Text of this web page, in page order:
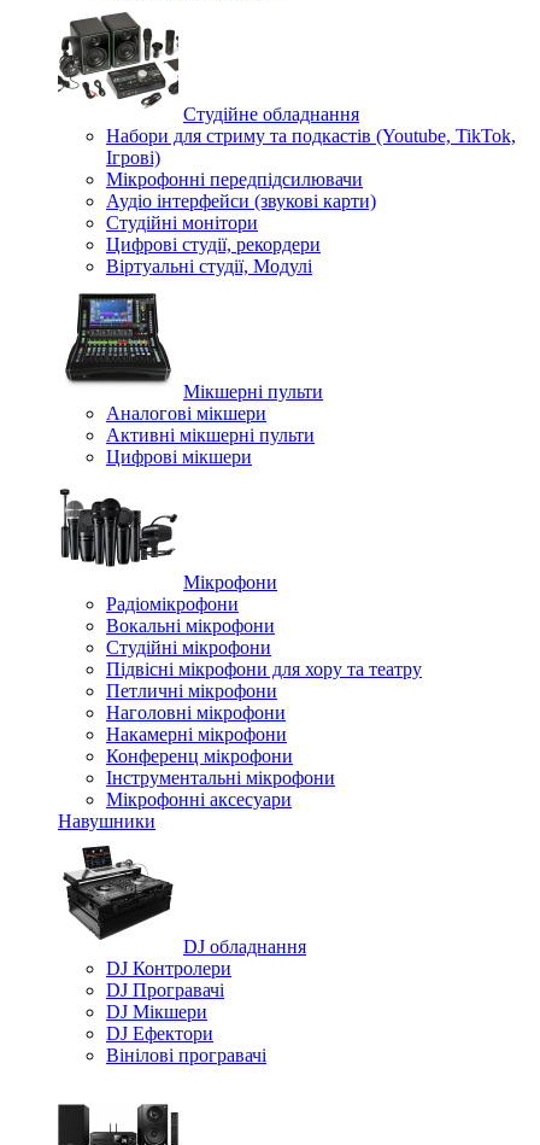
Студійне обладнання
Набори для стриму та подкастів (Youtube, TikTok,
Ігрові)
Мікрофонні передпідсилювачи
Аудіо інтерфейси (звукові карти)
Студійні монітори
Цифрові студії, рекордери
Віртуальні студії, Модулі
Мікшерні пульти
Аналогові мікшери
Активні мікшерні пульти
Цифрові мікшери
Мікрофони
Радіомікрофони
Вокальні мікрофони
Студійні мікрофони
Підвісні мікрофони для хору та театру
Петличні мікрофони
Наголовні мікрофони
Накамерні мікрофони
Конференц мікрофони
Iнструментальні мікрофони
Мікрофонні аксесуари
Навушники
DJ обладнання
DJ Контролери
DJ Програвачі
DJ Мікшери
DJ Ефектори
Вінілові програвачі